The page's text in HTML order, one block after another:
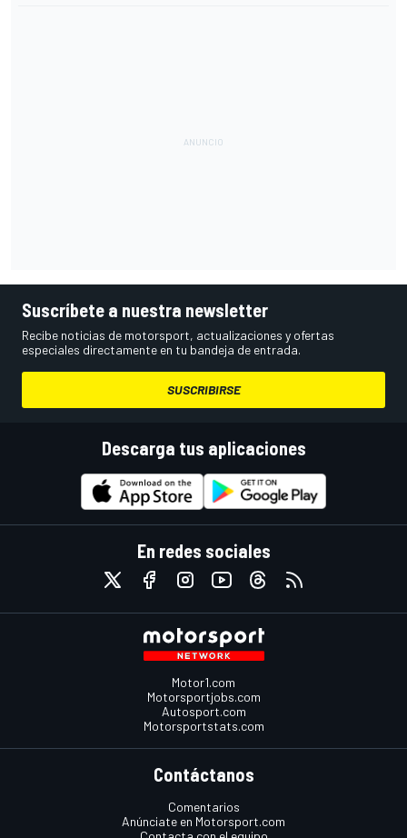
Suscríbete a nuestra newsletter
Recibe noticias de motorsport, actualizaciones y ofertas
especiales directamente en tu bandeja de entrada.
SUSCRIBIRSE
Descarga tus aplicaciones
En redes sociales
Motor1.com
Motorsportjobs.com
Autosport.com
Motorsportstats.com
Contáctanos
Comentarios
Anúnciate en Motorsport.com